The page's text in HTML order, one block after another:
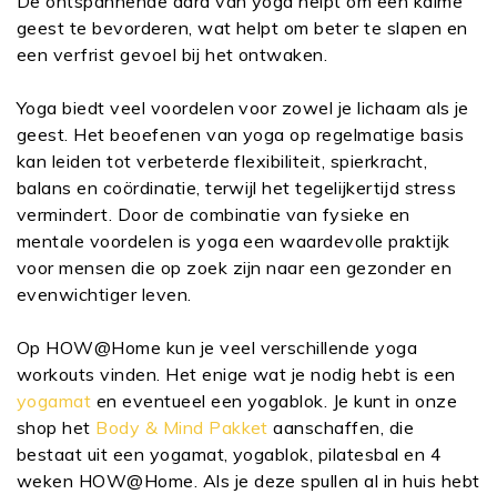
geest te bevorderen, wat helpt om beter te slapen en
een verfrist gevoel bij het ontwaken.
Yoga biedt veel voordelen voor zowel je lichaam als je
geest. Het beoefenen van yoga op regelmatige basis
kan leiden tot verbeterde flexibiliteit, spierkracht,
balans en coördinatie, terwijl het tegelijkertijd stress
vermindert. Door de combinatie van fysieke en
mentale voordelen is yoga een waardevolle praktijk
voor mensen die op zoek zijn naar een gezonder en
evenwichtiger leven.
Op HOW@Home kun je veel verschillende yoga
workouts vinden. Het enige wat je nodig hebt is een
yogamat en eventueel een yogablok. Je kunt in onze
shop het Body & Mind Pakket aanschaffen, die
bestaat uit een yogamat, yogablok, pilatesbal en 4
weken HOW@Home. Als je deze spullen al in huis hebt